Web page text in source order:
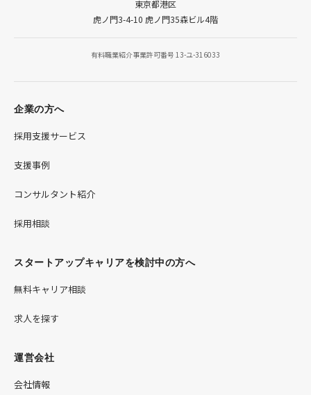
東京都港区
虎ノ門3-4-10 虎ノ門35森ビル4階
有料職業紹介事業許可番号 13-ユ-316033
企業の方へ
採用支援サービス
支援事例
コンサルタント紹介
採用相談
スタートアップキャリアを検討中の方へ
無料キャリア相談
求人を探す
運営会社
会社情報